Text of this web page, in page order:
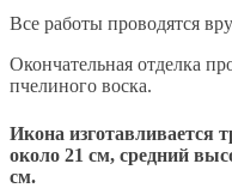
Все работы проводятся
Окончательная отделка
пчелиного воска.
Икона изготавливается
около 21 см, средний
см.